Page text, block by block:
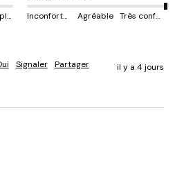
S'avère plus gros Inconfortable Agréable Très confortable
Signaler Partager il y a 4 jours